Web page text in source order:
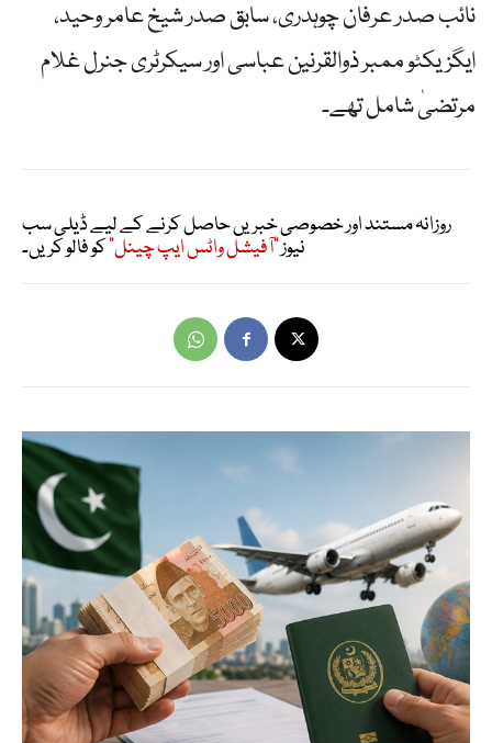
نائب صدر عرفان چوہدری، سابق صدر شیخ عامر وحید،
ایگزیکٹو ممبر ذوالقرنین عباسی اور سیکرٹری جنرل غلام
مرتضیٰ شامل تھے۔
روزانہ مستند اور خصوصی خبریں حاصل کرنے کے لیے ڈیلی سب
نیوز"آفیشل واٹس ایپ چینل"کو فالو کریں۔